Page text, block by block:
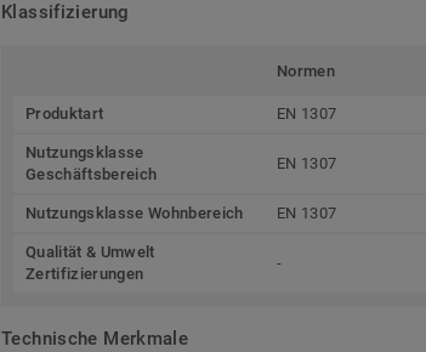
Klassifizierung
Normen
Produktart EN 1307
Nutzungsklasse
Geschäftsbereich
EN 1307
Nutzungsklasse Wohnbereich EN 1307
Qualität & Umwelt
Zertifizierungen
-
Technische Merkmale